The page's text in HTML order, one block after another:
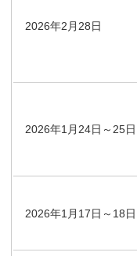
2026年2月28日
2026年1月24日～25日
2026年1月17日～18日